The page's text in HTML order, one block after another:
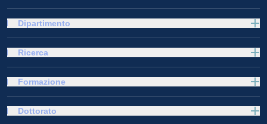
Dipartimento
Ricerca
Formazione
Dottorato